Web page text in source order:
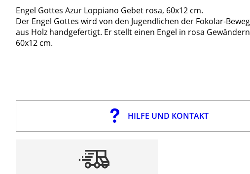
Engel Gottes Azur Loppiano Gebet rosa, 60x12 cm.
Der Engel Gottes wird von den Jugendlichen der Fokolar-
aus Holz handgefertigt. Er stellt einen Engel in rosa
60x12 cm.
HILFE UND KONTAKT